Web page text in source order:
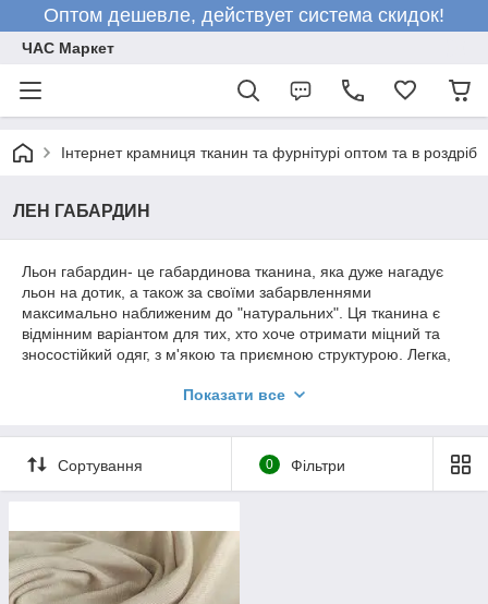
Оптом дешевле, действует система скидок!
ЧАС Маркет
Інтернет крамниця тканин та фурнітурі оптом та в роздріб
ЛЕН ГАБАРДИН
Льон габардин- це габардинова тканина, яка дуже нагадує
льон на дотик, а також за своїми забарвленнями
максимально наближеним до "натуральних". Ця тканина є
відмінним варіантом для тих, хто хоче отримати міцний та
зносостійкий одяг, з м'якою та приємною структурою. Легка,
матовою поверхнею. Нитки для цієї тканини переплітаються
візерунком у вигляді дрібної діагональної смужки. Нитки
основи тонші, ніж нитки качка та скручені вдвічі. Це робить
візерунок габардину рельєфним.
Показати все
Сортування 0 Фільтри